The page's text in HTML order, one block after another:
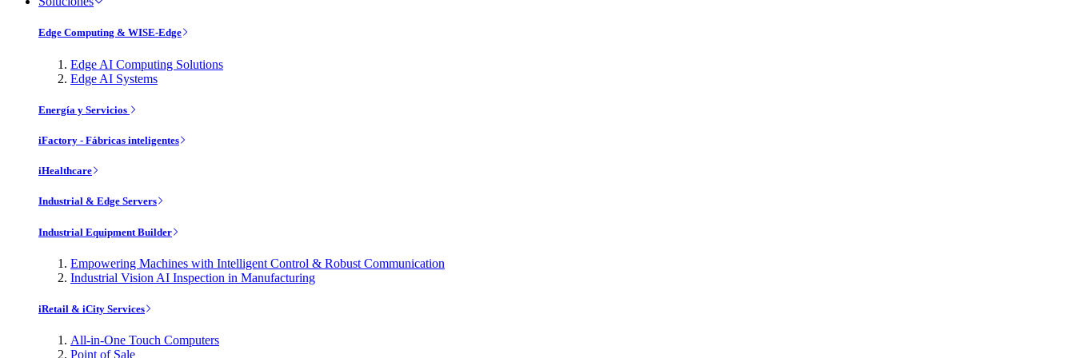
Edge Computing & WISE-Edge
Edge AI Computing Solutions
Edge AI Systems
Energía y Servicios
iFactory - Fábricas inteligentes
iHealthcare
Industrial & Edge Servers
Industrial Equipment Builder
Empowering Machines with Intelligent Control & Robust Communication
Industrial Vision AI Inspection in Manufacturing
iRetail & iCity Services
All-in-One Touch Computers
Point of Sale